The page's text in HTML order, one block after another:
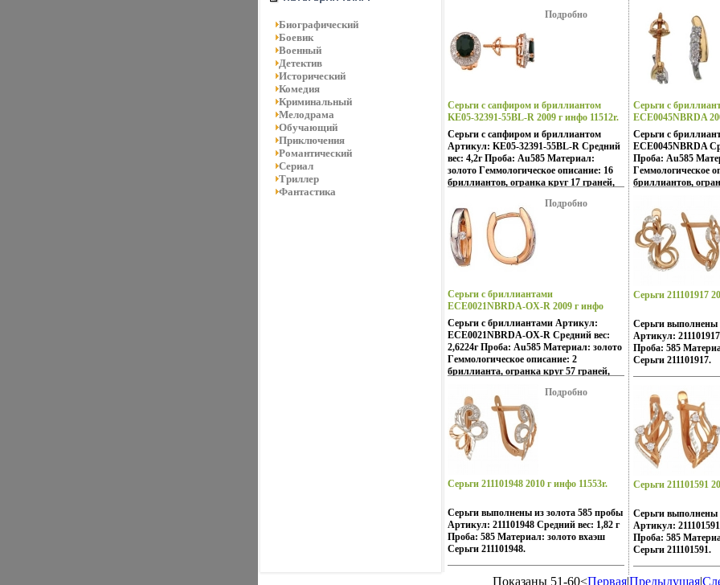
Биографический
Боевик
Военный
Детектив
Исторический
Комедия
Криминальный
Мелодрама
Обучающий
Приключения
Романтический
Сериал
Триллер
Фантастика
Подробно
Серьги с сапфиром и бриллиантом
KE05-32391-55BL-R 2009 г инфо 11512r.
Серьги с сапфиром и бриллиантом
Артикул: KE05-32391-55BL-R Средний
вес: 4,2г Проба: Au585 Материал:
золото Гeммологическое описание: 16
бриллиантов, огранка круг 17 граней,
2 сапфира, вес 396 карат, цвет 3, чистота
3.
Подробно
Серьги с бриллиантами
ECE0021NBRDA-OX-R 2009 г инфо
11523r.
Серьги с бриллиантами Артикул:
ECE0021NBRDA-OX-R Средний вес:
2,6224г Проба: Au585 Материал: золото
Гeммологическое описание: 2
бриллианта, огранка круг 57 граней,
Подробно
Серьги 211101948 2010 г инфо 11553r.
Серьги выполнены из золота 585 пробы
Артикул: 211101948 Средний вес: 1,82 г
Проба: 585 Материал: золото вхаэш
Серьги 211101948.
4бюешь8 цитринов,
раухтопаза, вес 312
Серьги с
ECE0045NBRDA
Серьги с
ECE0045NBRDA
Проба: Au585
Гeммологическое
бриллиантов,
Серьги 211101917
Серьги выполнены
Артикул:
Проба: 585
Серьги 211101917.
Серьги 211101591
Серьги выполнены
Артикул:
Проба: 585
Серьги 211101591.
Показаны 51-60<Первая|Предыдущая|